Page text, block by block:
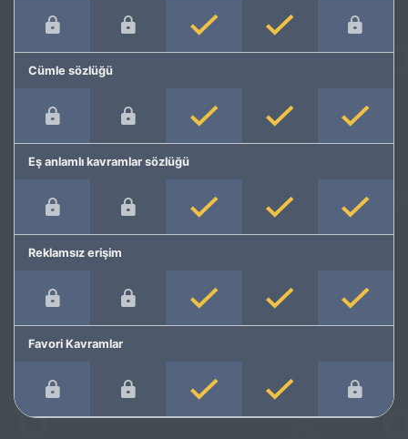
Cümle sözlüğü
Eş anlamlı kavramlar sözlüğü
Reklamsız erişim
Favori Kavramlar